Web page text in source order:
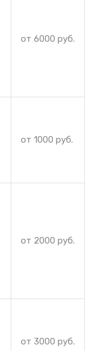
от 6000 руб.
от 1000 руб.
от 2000 руб.
от 3000 руб.